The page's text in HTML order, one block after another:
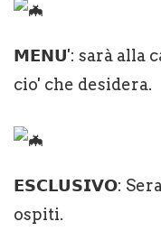
𝗠𝗘𝗡𝗨': sarà alla
cio' che desidera.
𝗘𝗦𝗖𝗟𝗨𝗦𝗜𝗩𝗢:
ospiti.